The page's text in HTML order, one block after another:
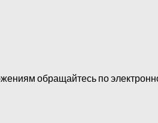
обращайтесь по